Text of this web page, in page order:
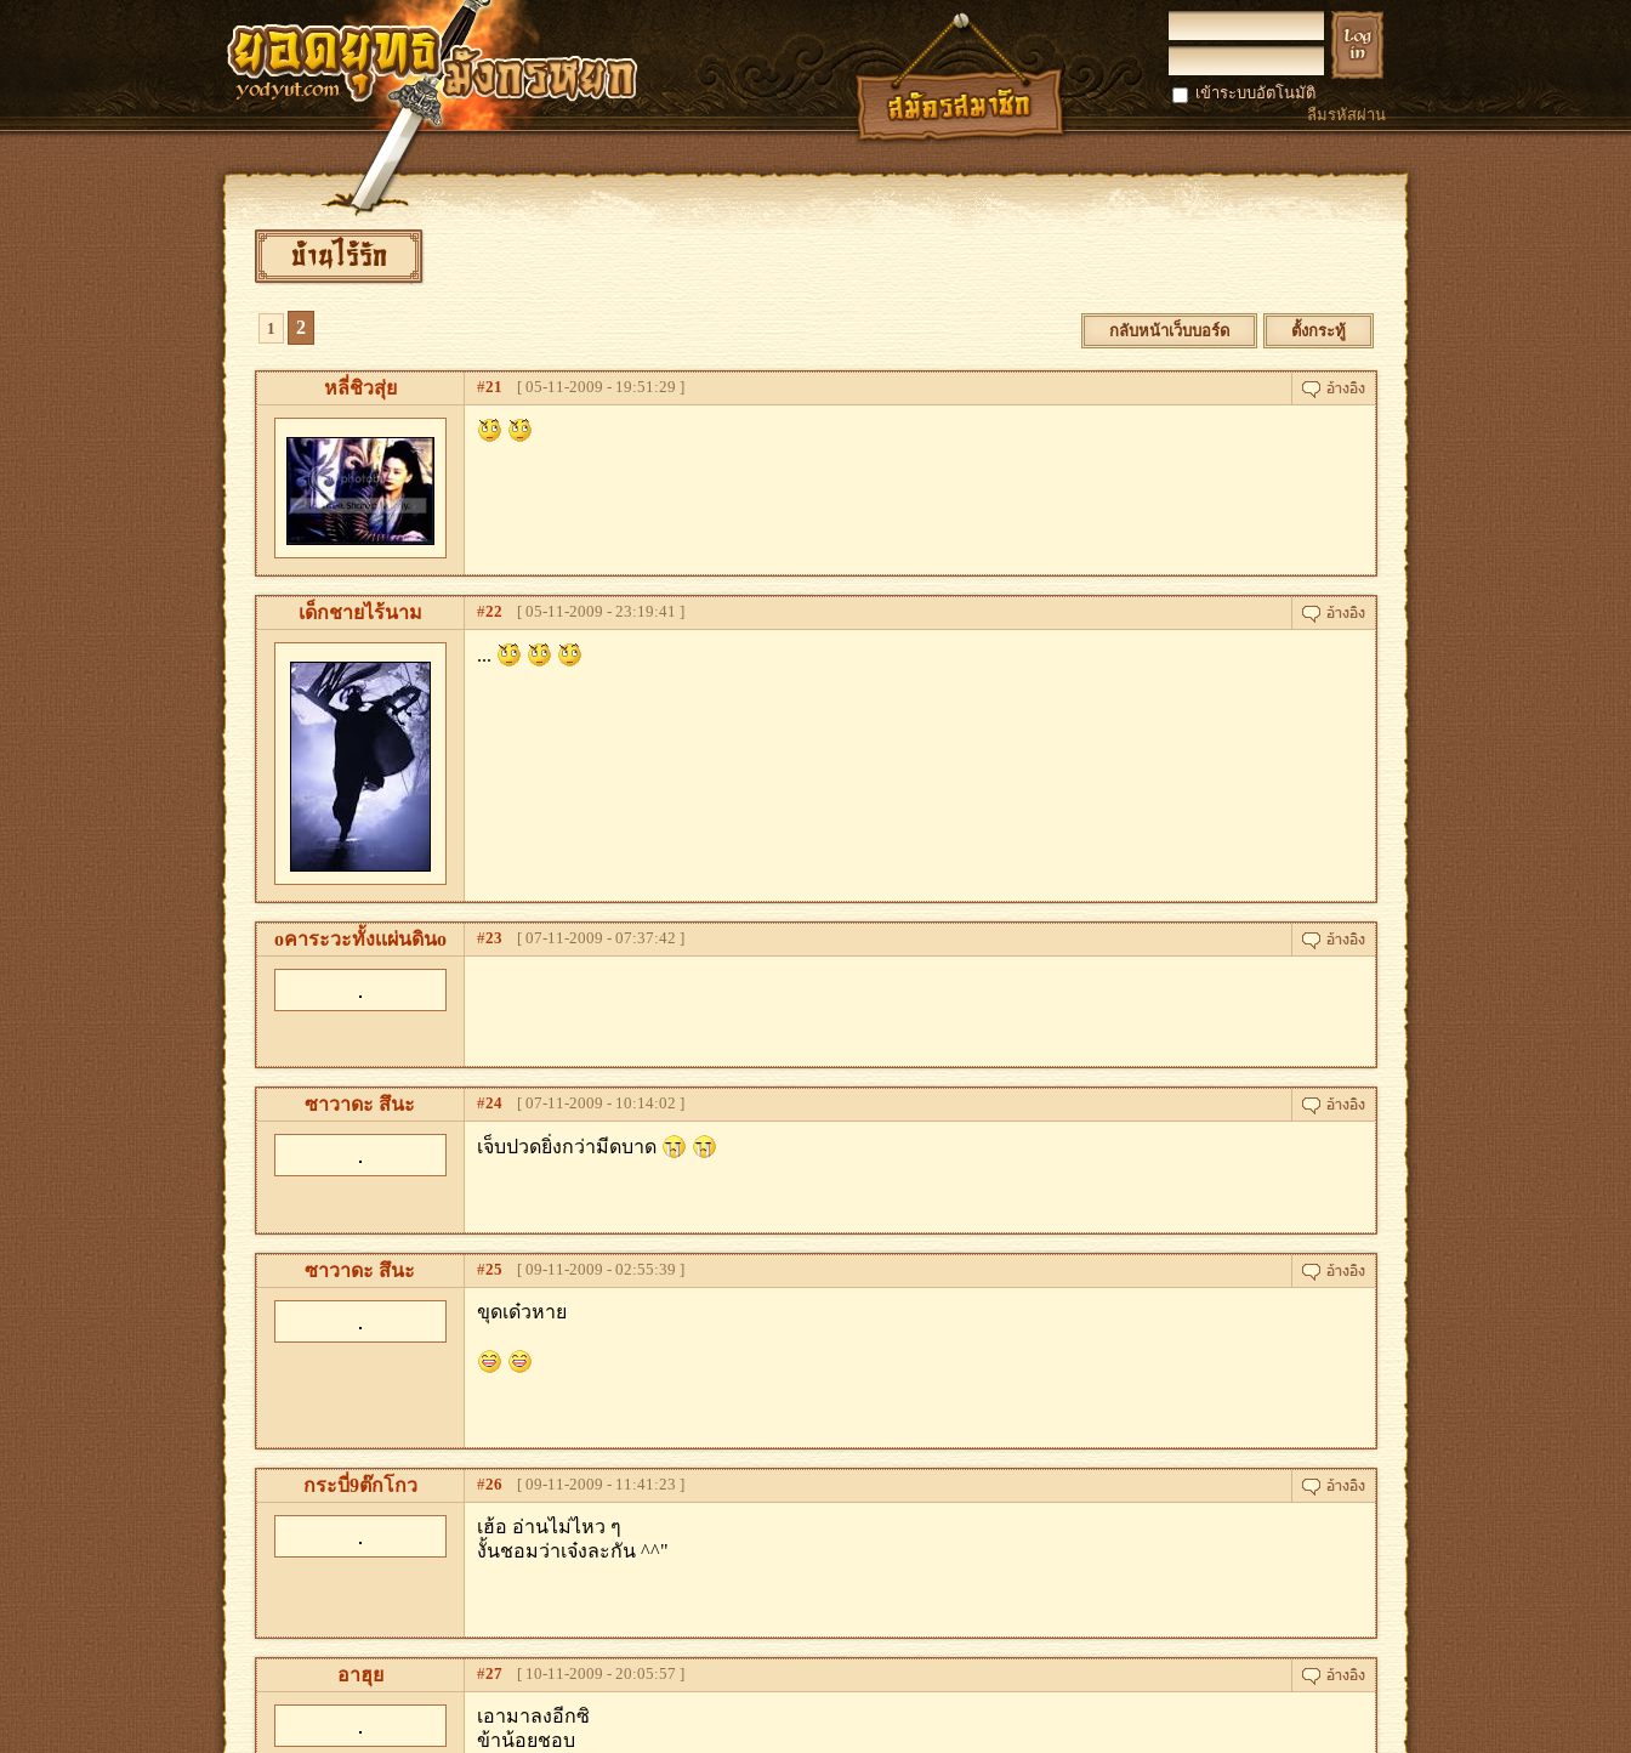
เข้าระบบอัตโนมัติ
ลืมรหัสผ่าน
บ้านไร้รัก
1 2 กลับหน้าเว็บบอร์ด ตั้งกระทู้
หลี่ชิวสุ่ย #21 [ 05-11-2009 - 19:51:29 ]
เด็กชายไร้นาม #22 [ 05-11-2009 - 23:19:41 ]
...
oคาระวะทั้งเเผ่นดินo #23 [ 07-11-2009 - 07:37:42 ]
ซาวาดะ สึนะ #24[ 07-11-2009 - 10:14:02 ]
เจ็บปวดยิ่งกว่ามีดบาด
ซาวาดะ สึนะ #25 [ 09-11-2009 - 02:55:39 ]
ขุดเด๋วหาย
กระบี่9ต๊กโกว #26 [ 09-11-2009 - 11:41:23 ]
เฮ้อ อ่านไม่ไหว ๆ
งั้นชอมว่าเจ๋งละกัน ^^"
อาฮุย #27[ 10-11-2009 - 20:05:57 ]
เอามาลงอีกซิ
ข้าน้อยชอบ